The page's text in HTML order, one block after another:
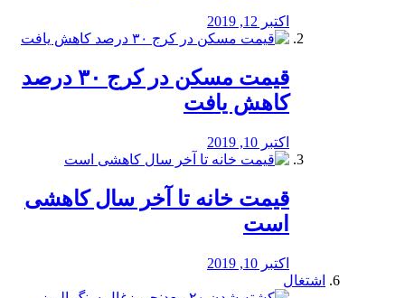
اکتبر 12, 2019
️قیمت مسکن در کرج ۳۰ درصد
کاهش یافت
اکتبر 10, 2019
قیمت خانه تا آخر سال کاهشی
است
اکتبر 10, 2019
اشتغال